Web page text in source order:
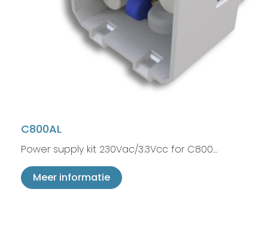
C800AL
Power supply kit 230Vac/3.3Vcc for C800…
Meer informatie